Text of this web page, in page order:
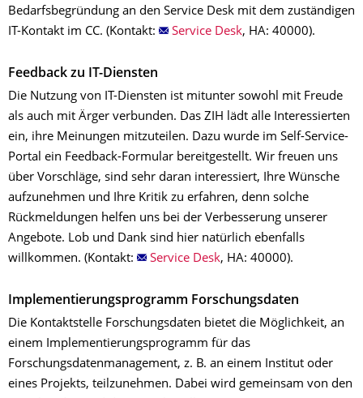
Bedarfsbegründung an den Service Desk mit dem zuständigen
IT-Kontakt im CC. (Kontakt:
Service Desk, HA: 40000).
Feedback zu IT-Diensten
Die Nutzung von IT-Diensten ist mitunter sowohl mit Freude
als auch mit Ärger verbunden. Das ZIH lädt alle Interessierten
ein, ihre Meinungen mitzuteilen. Dazu wurde im Self-Service-
Portal ein Feedback-Formular bereitgestellt. Wir freuen uns
über Vorschläge, sind sehr daran interessiert, Ihre Wünsche
aufzunehmen und Ihre Kritik zu erfahren, denn solche
Rückmeldungen helfen uns bei der Verbesserung unserer
Angebote. Lob und Dank sind hier natürlich ebenfalls
willkommen. (Kontakt:
Service Desk, HA: 40000).
Implementierungsprogramm Forschungsdaten
Die Kontaktstelle Forschungsdaten bietet die Möglichkeit, an
einem Implementierungsprogramm für das
Forschungsdatenmanagement, z. B. an einem Institut oder
eines Projekts, teilzunehmen. Dabei wird gemeinsam von den